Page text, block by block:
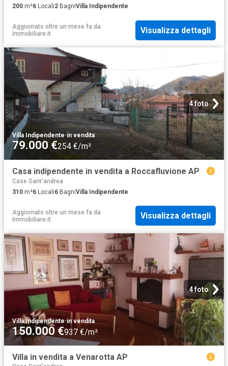
200 m²6 Locali2 BagniVilla Indipendente
Aggiornato oltre un mese fa da
Immobiliare.it
Visualizza dettagli
4 foto
Villa Indipendente·in vendita
79.000 €254 €/m²
Casa indipendente in vendita a Roccafluvione AP
Case Sant'andrea
310 m²6 Locali6 BagniVilla Indipendente
Aggiornato oltre un mese fa da
Immobiliare.it
Visualizza dettagli
4 foto
Villa Indipendente·in vendita
150.000 €937 €/m²
Villa in vendita a Venarotta AP